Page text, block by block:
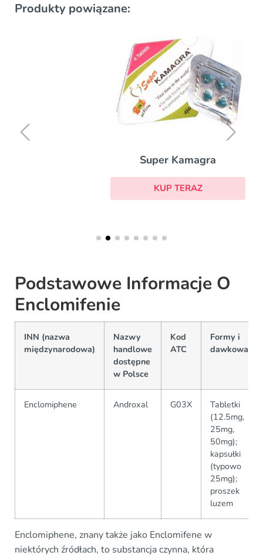
Produkty powiązane:
Super Kamagra
KUP TERAZ
Podstawowe Informacje O
Enclomifenie
INN (nazwa
międzynarodowa)
Nazwy
handlowe
dostępne
w Polsce
Kod
ATC
Formy i
dawkowanie
Enclomiphene Androxal G03X
Tabletki
(12.5mg,
25mg,
50mg);
kapsułki
(typowo
25mg);
proszek
luzem
Enclomiphene, znany także jako Enclomifene w
niektórych źródłach, to substancja czynna, która